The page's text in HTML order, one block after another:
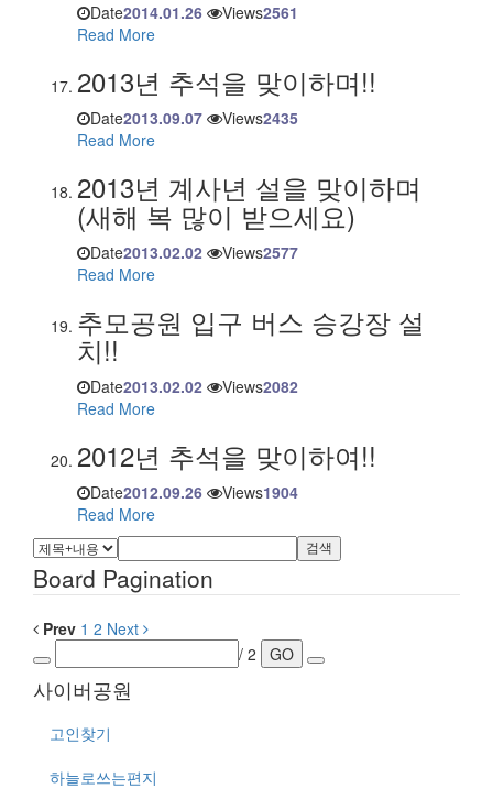
Date2014.01.26 Views2561
Read More
2013년 추석을 맞이하며!!
Date2013.09.07 Views2435
Read More
2013년 계사년 설을 맞이하며
(새해 복 많이 받으세요)
Date2013.02.02 Views2577
Read More
추모공원 입구 버스 승강장 설
치!!
Date2013.02.02 Views2082
Read More
2012년 추석을 맞이하여!!
Date2012.09.26 Views1904
Read More
검색
Board Pagination
Prev 1 2 Next
/ 2
GO
사이버공원
고인찾기
하늘로쓰는편지